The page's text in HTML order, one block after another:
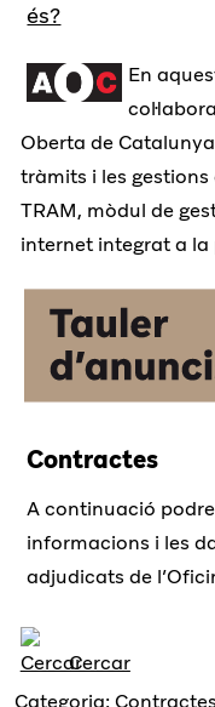
és?
En
Oberta de
tràmits i les gestions
TRAM, mòdul de
internet integrat a la
Contractes
A continuació
informacions i les
adjudicats de
Cercar